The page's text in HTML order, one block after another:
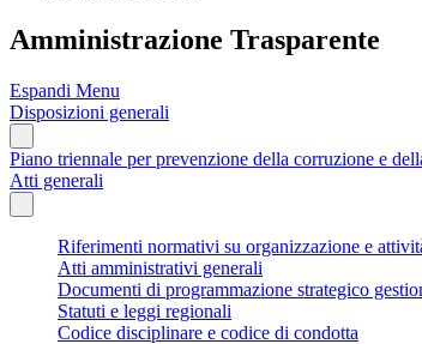
Amministrazione Trasparente
Espandi Menu
Disposizioni generali
Piano triennale per prevenzione della corruzione e
Atti generali
Riferimenti normativi su organizzazione e
Atti amministrativi generali
Documenti di programmazione strategico
Statuti e leggi regionali
Codice disciplinare e codice di condotta